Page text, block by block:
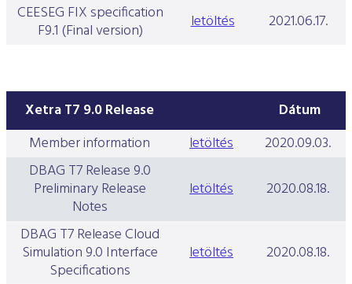
CEESEG FIX specification
F9.1 (Final version) letöltés 2021.06.17.
Xetra T7 9.0 Release
Dátum
Member information
letöltés
2020.09.03.
DBAG T7 Release 9.0
Preliminary Release
Notes
letöltés
2020.08.18.
DBAG T7 Release Cloud
Simulation 9.0 Interface
Specifications
letöltés
2020.08.18.